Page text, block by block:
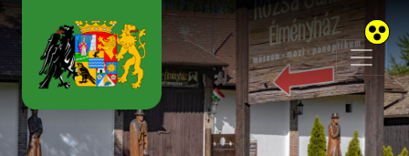
Skip to main content